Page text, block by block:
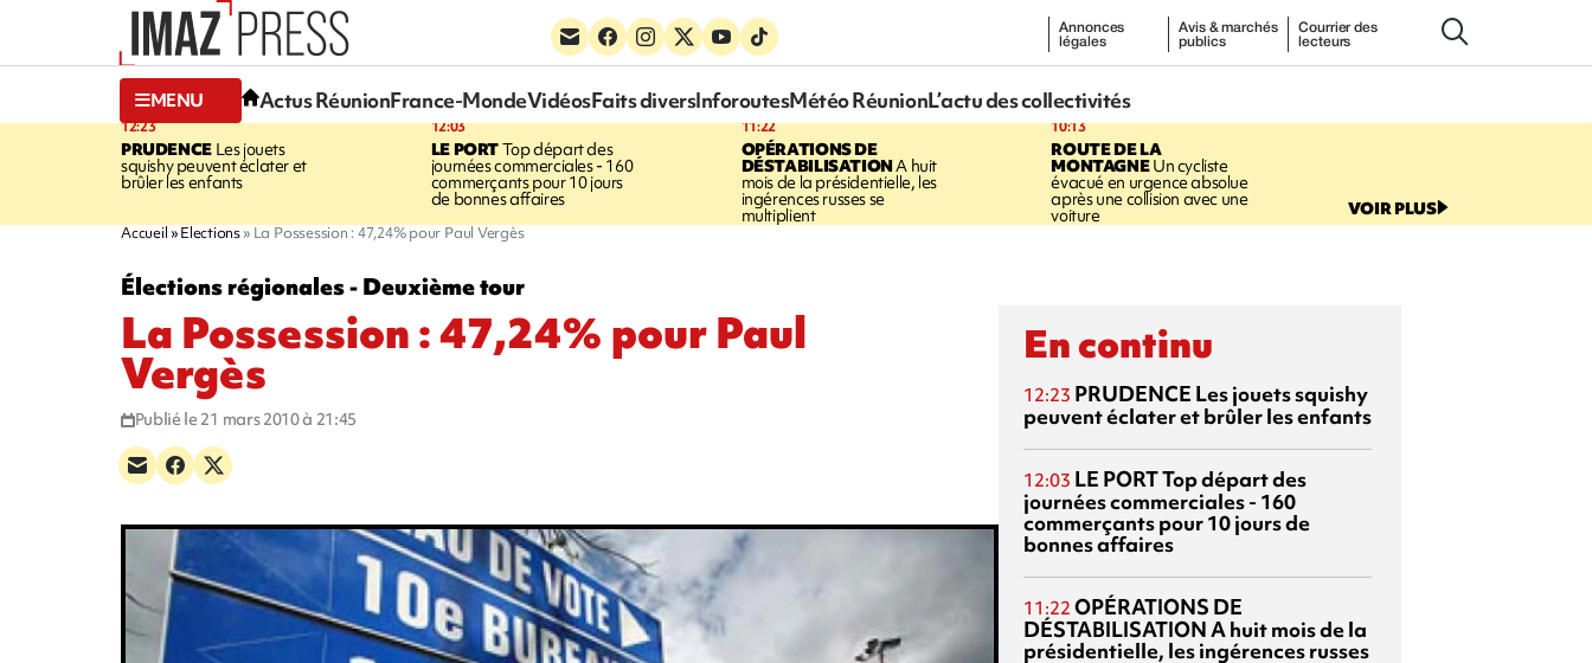
Annonces
légales
Avis & marchés
publics
Courrier des
lecteurs
MENU Actus RéunionFrance-MondeVidéosFaits diversInforoutesMétéo RéunionL’actu des collectivités
12:23
PRUDENCELes jouets
squishy peuvent éclater et
brûler les enfants
12:03
LE PORTTop départ des
journées commerciales - 160
commerçants pour 10 jours
de bonnes affaires
11:22
OPÉRATIONS DE
DÉSTABILISATIONA huit
mois de la présidentielle, les
ingérences russes se
multiplient
10:13
ROUTE DE LA
MONTAGNEUn cycliste
évacué en urgence absolue
après une collision avec une
voiture VOIR PLUS
Accueil Elections La Possession : 47,24% pour Paul Vergès
Élections régionales - Deuxième tour
La Possession : 47,24% pour Paul
Vergès
Publié le 21 mars 2010 à 21:45
En continu
12:23 PRUDENCE Les jouets squishy
peuvent éclater et brûler les enfants
12:03 LE PORTTop départ des
journées commerciales - 160
commerçants pour 10 jours de
bonnes affaires
11:22 OPÉRATIONS DE
DÉSTABILISATIONA huit mois de la
présidentielle, les ingérences russes